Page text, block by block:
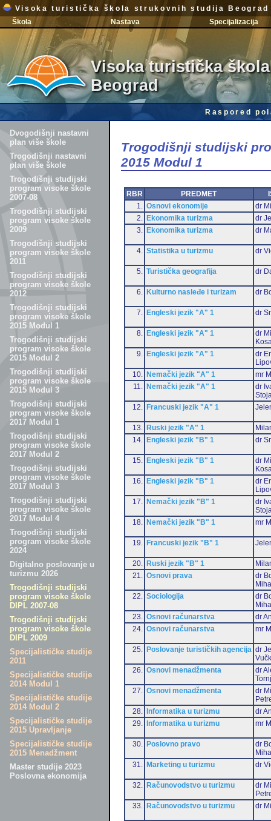
Visoka turistička škola strukovnih studija Beograd
Škola
Nastava Specijalizacija
Visoka turistička
Beograd
Raspored
Dvogodišnji nastavni
plan više škole
Trogodišnji nastavni
plan više škole
Trogodišnji studijski
program visoke škole
2007-08
Trogodišnji studijski
program visoke škole
2009
Trogodišnji studijski
program visoke škole
2011
Trogodišnji studijski
program visoke škole
2012
Trogodišnji studijski
program visoke škole
2015 Modul 1
Trogodišnji studijski
program visoke škole
2015 Modul 2
Trogodišnji studijski
program visoke škole
2015 Modul 3
Trogodišnji studijski
program visoke škole
2017 Modul 1
Trogodišnji studijski
program visoke škole
2017 Modul 2
Trogodišnji studijski
program visoke škole
2017 Modul 3
Trogodišnji studijski
program visoke škole
2017 Modul 4
Trogodišnji studijski
program visoke škole
2024
Digitalno poslovanje u
turizmu 2026
Trogodišnji studijski
program visoke škole
DIPL 2007-08
Trogodišnji studijski
program visoke škole
DIPL 2009
Specijalističke studije
2011
Specijalističke studije
2014 Modul 1
Specijalističke studije
2014 Modul 2
Specijalističke studije
2015 Upravljanje
Specijalističke studije
2015 Menadžment
Master studije 2023
Poslovna ekonomija
Trogodišnji studijski
2015 Modul 1
RBR PREDMET
1.
Osnovi ekonomije
dr
2.
Ekonomika turizma
dr
3.
Ekonomika turizma dr
4. Statistika u turizmu dr
5. Turistička geografija dr
6. Kulturno nasleđe i turizam dr
7. Engleski jezik "A" 1 dr
8. Engleski jezik "A" 1
dr
9.
Engleski jezik "A" 1
dr
10.
Nemački jezik "A" 1
mr
11.
Nemački jezik "A" 1
dr
12.
Francuski jezik "A" 1
13. Ruski jezik "A" 1
14.
Engleski jezik "B" 1 dr
15. Engleski jezik "B" 1
dr
16.
Engleski jezik "B" 1
dr
17.
Nemački jezik "B" 1
dr
18.
Nemački jezik "B" 1 mr
19. Francuski jezik "B" 1
20. Ruski jezik "B" 1
21.
Osnovi prava
dr
22.
Sociologija
dr
23.
Osnovi računarstva
dr
24.
Osnovi računarstva mr
25. Poslovanje turističkih agencija dr
26.
Osnovi menadžmenta
dr
27.
Osnovi menadžmenta
dr
28.
Informatika u turizmu
dr
29.
Informatika u turizmu mr
30. Poslovno pravo
dr
31.
Marketing u turizmu dr
32. Računovodstvo u turizmu
dr
33.
Računovodstvo u turizmu dr